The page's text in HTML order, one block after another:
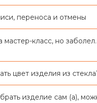
переноса и отмены
мастер-класс, но
цвет изделия из
изделие сам (а),